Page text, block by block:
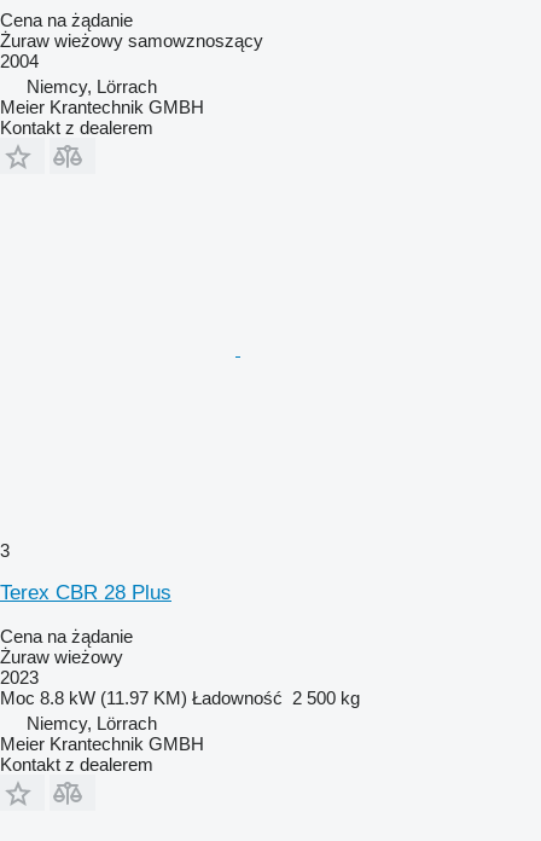
Cena na żądanie
Żuraw wieżowy samowznoszący
2004
Niemcy, Lörrach
Meier Krantechnik GMBH
Kontakt z dealerem
3
Terex CBR 28 Plus
Cena na żądanie
Żuraw wieżowy
2023
Moc 8.8 kW (11.97 KM) Ładowność 2 500 kg
Niemcy, Lörrach
Meier Krantechnik GMBH
Kontakt z dealerem